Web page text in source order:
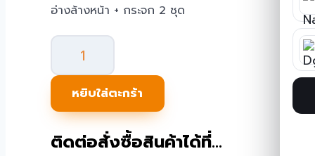
อ่างล้างหน้า + กระจก 2 ชุด
จำนวน
ห้องน้ำ
สำเร็จรูป
6
ห้อง
TEH-
หยิบใส่ตะกร้า
ติดต่อสั่งซื้อสินค้าได้ที่…